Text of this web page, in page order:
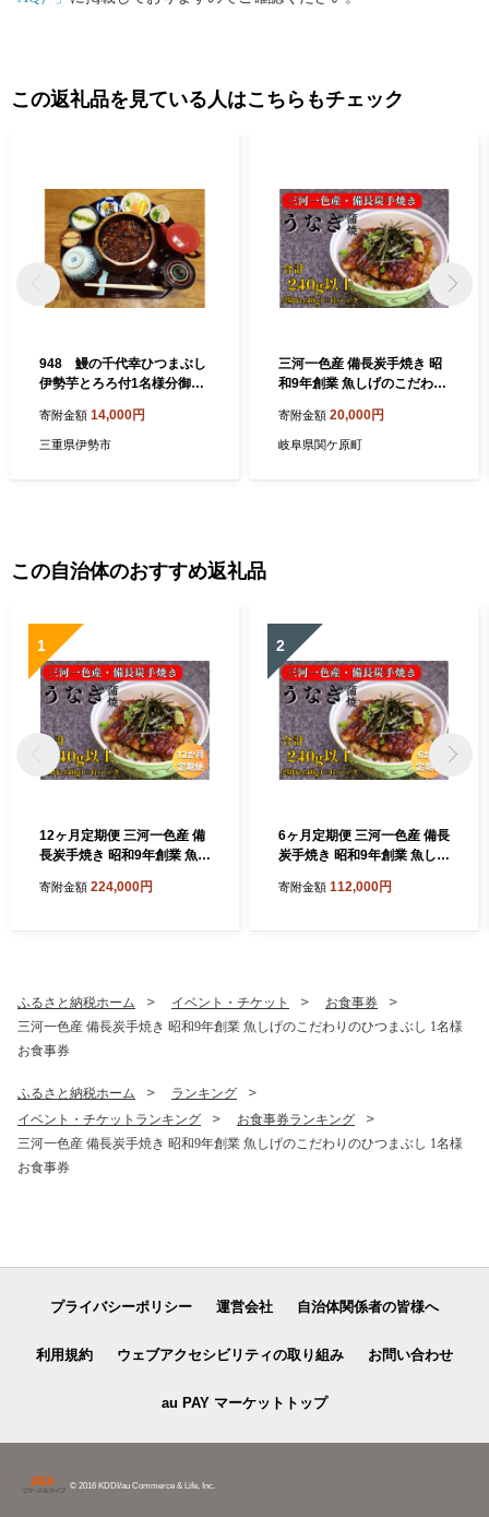
この返礼品を見ている人はこちらもチェック
948 鰻の千代幸ひつまぶし
伊勢芋とろろ付1名様分御食
宮 お食事券 ランチ 伊勢
芋 とろろとろろ
寄附金額 14,000円
三重県伊勢市
三河一色産 備長炭手焼き 昭
和9年創業 魚しげのこだわり
ク
寄附金額 20,000円
岐阜県関ケ原町
この自治体のおすすめ返礼品
1
12ヶ月定期便 三河一色産 備
長炭手焼き 昭和9年創業 魚し
切れ×6パック
寄附金額 224,000円
2
6ヶ月定期便 三河一色産 備長
炭手焼き 昭和9年創業 魚しげ
れ×6パック
寄附金額 112,000円
ふるさと納税ホーム イベント・チケット
お食事券
三河一色産 備長炭手焼き 昭和9年創業 魚しげのこだわりのひつまぶし 1名様
お食事券
ふるさと納税ホーム
ランキング
イベント・チケットランキング
お食事券ランキング
三河一色産 備長炭手焼き 昭和9年創業 魚しげのこだわりのひつまぶし 1名様
お食事券
プライバシーポリシー 運営会社 自治体関係者の皆様へ
利用規約 ウェブアクセシビリティの取り組み お問い合わせ
au PAY マーケットトップ
© 2016 KDDI/au Commerce & Life, Inc.